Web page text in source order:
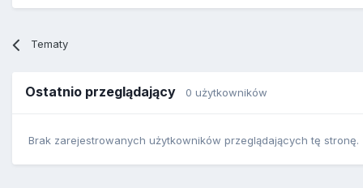
Tematy
Ostatnio przeglądający 0 użytkowników
Brak zarejestrowanych użytkowników przeglądających tę stronę.